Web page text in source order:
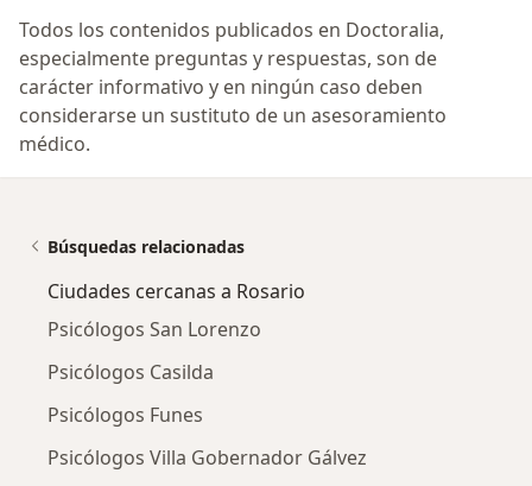
Todos los contenidos publicados en Doctoralia,
especialmente preguntas y respuestas, son de
carácter informativo y en ningún caso deben
considerarse un sustituto de un asesoramiento
médico.
Búsquedas relacionadas
Ciudades cercanas a Rosario
Psicólogos San Lorenzo
Psicólogos Casilda
Psicólogos Funes
Psicólogos Villa Gobernador Gálvez